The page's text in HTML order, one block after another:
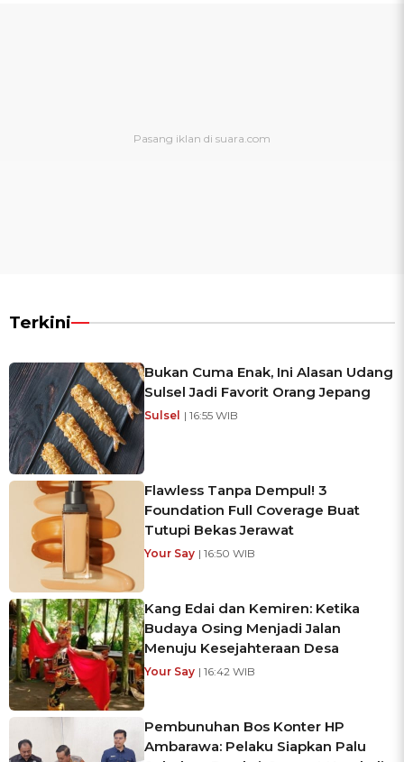
Terkini
Bukan Cuma Enak, Ini Alasan Udang
Sulsel Jadi Favorit Orang Jepang
Sulsel | 16:55 WIB
Flawless Tanpa Dempul! 3
Foundation Full Coverage Buat
Tutupi Bekas Jerawat
Your Say | 16:50 WIB
Kang Edai dan Kemiren: Ketika
Budaya Osing Menjadi Jalan
Menuju Kesejahteraan Desa
Your Say | 16:42 WIB
Pembunuhan Bos Konter HP
Ambarawa: Pelaku Siapkan Palu